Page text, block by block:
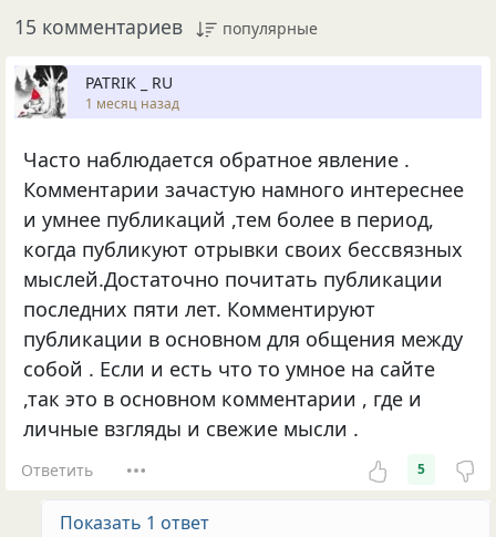
15 комментариев популярные
PATRIK _ RU
1 месяц назад
Часто наблюдается обратное явление .
Комментарии зачастую намного интереснее
и умнее публикаций ,тем более в период,
когда публикуют отрывки своих бессвязных
мыслей.Достаточно почитать публикации
последних пяти лет. Комментируют
публикации в основном для общения между
собой . Если и есть что то умное на сайте
,так это в основном комментарии , где и
личные взгляды и свежие мысли .
Ответить 5
Показать 1 ответ